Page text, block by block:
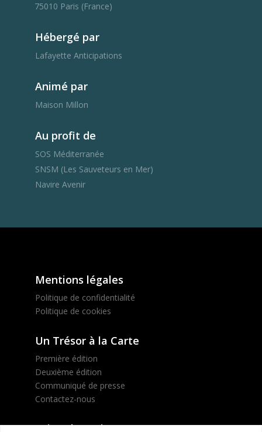
75010 Paris (France)
Hébergé par
Lafayette Anticipations
Animé par
Maison Millon
Au profit de
SOS Méditerranée
SNSM (Les Sauveteurs en Mer)
Navire Avenir
Mentions légales
Politique de confidentialité
Politique de cookies
Un Trésor à la Carte
Première édition
Deuxième édition
Communiqué de presse
Contactez-nous
Suivez le projet !